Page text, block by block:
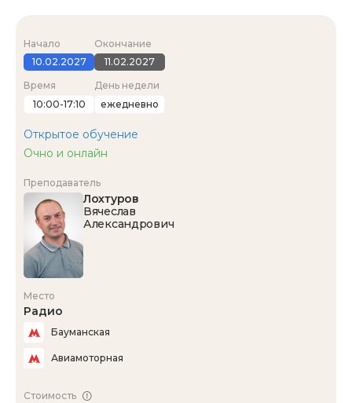
Начало
10.02.2027
Окончание
11.02.2027
Время
10:00-17:10
День недели
ежедневно
Открытое обучение
Очно и онлайн
Преподаватель
Лохтуров
Вячеслав
Александрович
Место
Радио
Бауманская
Авиамоторная
Стоимость